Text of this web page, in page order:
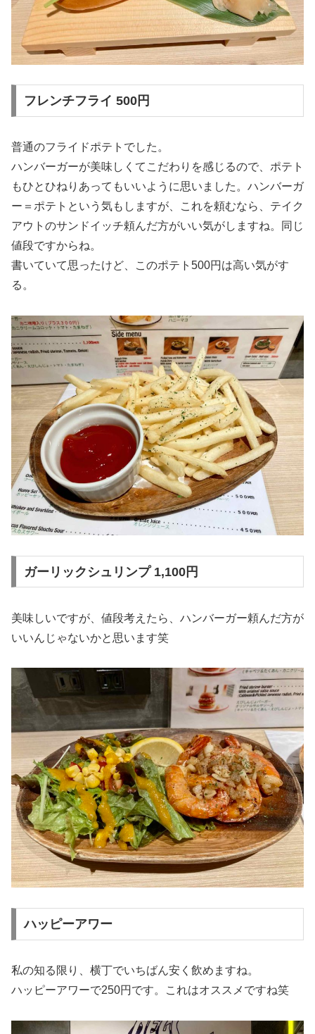
フレンチフライ 500円
普通のフライドポテトでした。
ハンバーガーが美味しくてこだわりを感じるので、ポテト
もひとひねりあってもいいように思いました。ハンバーガ
ー＝ポテトという気もしますが、これを頼むなら、テイク
アウトのサンドイッチ頼んだ方がいい気がしますね。同じ
値段ですからね。
書いていて思ったけど、このポテト500円は高い気がす
る。
ガーリックシュリンプ 1,100円
美味しいですが、値段考えたら、ハンバーガー頼んだ方が
いいんじゃないかと思います笑
ハッピーアワー
私の知る限り、横丁でいちばん安く飲めますね。
ハッピーアワーで250円です。これはオススメですね笑